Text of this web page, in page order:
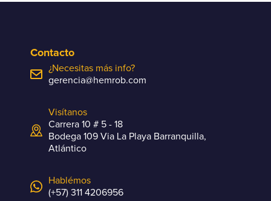
Contacto
¿Necesitas más info?
gerencia@hemrob.com
Visítanos
Carrera 10 # 5 - 18
Bodega 109 Via La Playa Barranquilla,
Atlántico
Hablémos
(+57) 311 4206956